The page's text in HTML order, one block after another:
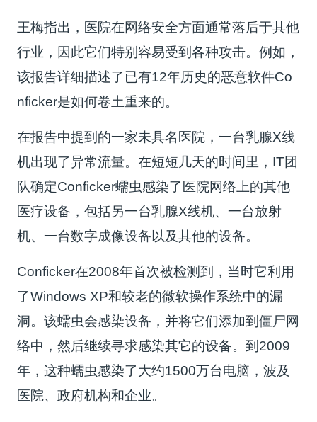
王梅指出，医院在网络安全方面通常落后于其他
行业，因此它们特别容易受到各种攻击。例如，
该报告详细描述了已有12年历史的恶意软件Co
nficker是如何卷土重来的。
在报告中提到的一家未具名医院，一台乳腺X线
机出现了异常流量。在短短几天的时间里，IT团
队确定Conficker蠕虫感染了医院网络上的其他
医疗设备，包括另一台乳腺X线机、一台放射
机、一台数字成像设备以及其他的设备。
Conficker在2008年首次被检测到，当时它利用
了Windows XP和较老的微软操作系统中的漏
洞。该蠕虫会感染设备，并将它们添加到僵尸网
络中，然后继续寻求感染其它的设备。到2009
年，这种蠕虫感染了大约1500万台电脑，波及
医院、政府机构和企业。